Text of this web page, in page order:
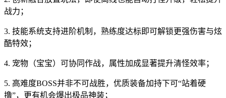
战力；
3. 技能系统支持进阶机制，熟练度达标即可解锁更强伤害与炫
酷特效；
4. 宠物（宝宝）可协同作战，属性加成显著提升清怪效率；
5. 高难度BOSS并非不可战胜，优质装备加持下可“站着硬
撸”，更有机会爆出极品神装；